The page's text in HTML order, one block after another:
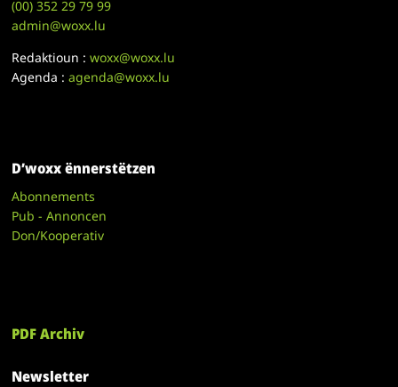
(00)352 29 79 99
admin@woxx.lu
Redaktioun :woxx@woxx.lu
Agenda :agenda@woxx.lu
D’woxx ënnerstëtzen
Abonnements
Pub - Annoncen
Don/Kooperativ
PDF Archiv
Newsletter